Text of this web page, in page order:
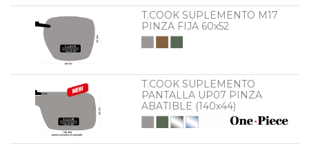
T.COOK SUPLEMENTO M17
PINZA FIJA 60x52
T.COOK SUPLEMENTO
PANTALLA UP07 PINZA
ABATIBLE (140x44)